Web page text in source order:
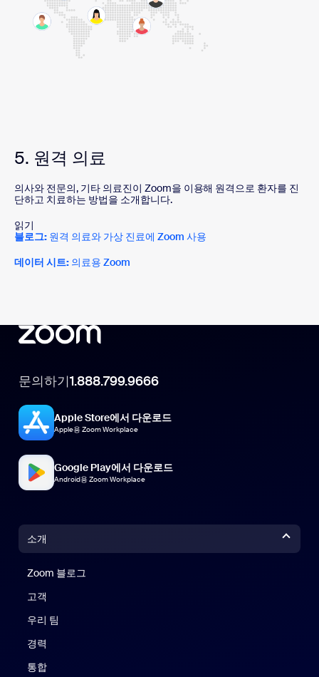
5. 원격 의료
의사와 전문의, 기타 의료진이 Zoom을 이용해 원격으로 환자를 진
단하고 치료하는 방법을 소개합니다.
읽기
블로그: 원격 의료와 가상 진료에 Zoom 사용
데이터 시트:의료용 Zoom
문의하기1.888.799.9666
Apple Store에서 다운로드
Apple용 Zoom Workplace
Google Play에서 다운로드
Android용 Zoom Workplace
소개
Zoom 블로그
고객
우리 팀
경력
통합